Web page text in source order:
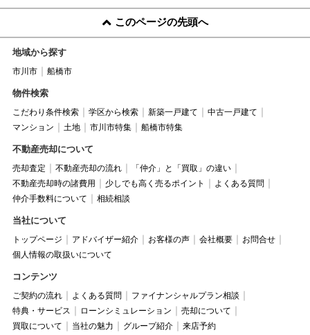
このページの先頭へ
地域から探す
市川市 船橋市
物件検索
こだわり条件検索 学区から検索 新築一戸建て
中古一戸建て
マンション
土地 市川市特集 船橋市特集
不動産売却について
売却査定 不動産売却の流れ
「仲介」と「買取」の違い
不動産売却時の諸費用
少しでも高く売るポイント
よくある質問
仲介手数料について
相続相談
当社について
トップページ アドバイザー紹介 お客様の声 会社概要
お問合せ
個人情報の取扱いについて
コンテンツ
ご契約の流れ よくある質問
ファイナンシャルプラン相談
特典・サービス
ローンシミュレーション
売却について
買取について
当社の魅力 グループ紹介 来店予約